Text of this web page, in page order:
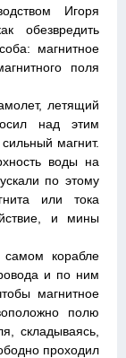
Игоря
обезвредить
магнитное
поля
летящий
над этим
магнит.
воды на
по этому
или тока
и мины
корабле
и по ним
магнитное
полю
складываясь,
проходил